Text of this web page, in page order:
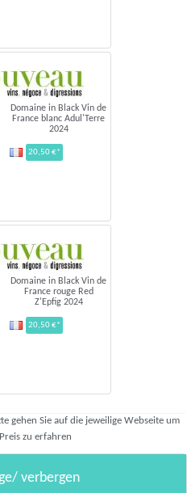
Domaine in Black Vin de
France blanc Adul'Terre
2024
20,50 €*
Domaine in Black Vin de
France rouge Red
Z'Epfig 2024
20,50 €*
gehen Sie auf die jeweilige Webseite um
zu erfahren
verbergen